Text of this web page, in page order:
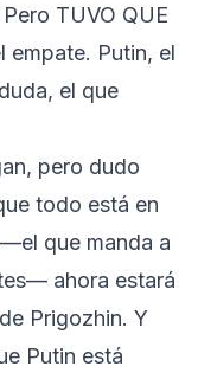
TUVO QUE
empate. Putin, el
el que
pero dudo
todo está en
que manda a
ahora estará
Prigozhin. Y
Putin está